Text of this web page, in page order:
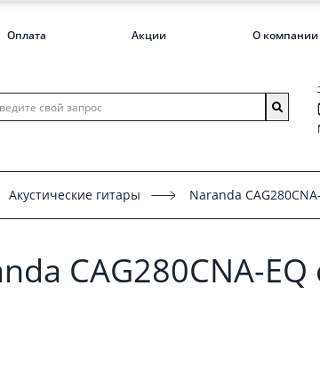
Оплата Акции О компании
Акустические гитары Naranda
CAG280CNA-